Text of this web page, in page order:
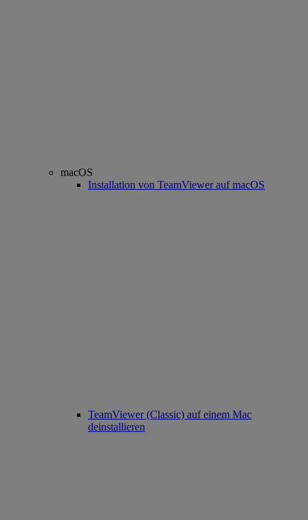
macOS
Installation von TeamViewer auf macOS
TeamViewer (Classic) auf einem Mac
deinstallieren